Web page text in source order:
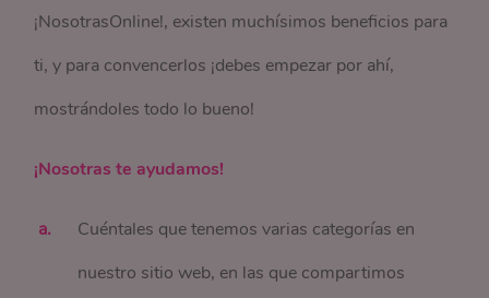
¡NosotrasOnline!, existen muchísimos beneficios para
ti, y para convencerlos ¡debes empezar por ahí,
mostrándoles todo lo bueno!
¡Nosotras te ayudamos!
Cuéntales que tenemos varias categorías en
nuestro sitio web, en las que compartimos